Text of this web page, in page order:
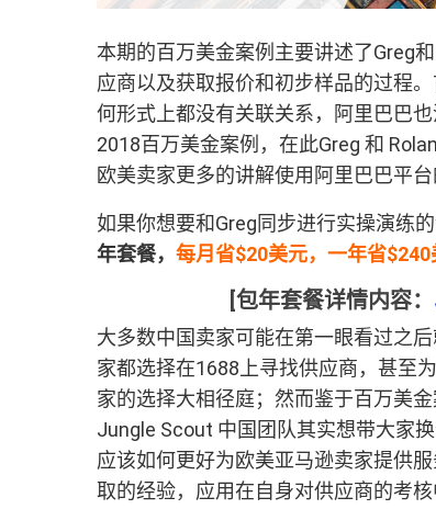
本期的百万美金案例主要讲述了Greg
应商以及获取报价和初步样品的过程
何形式上都没有关联关系，阿里巴巴
2018百万美金案例，在此Greg 和
欧美卖家更多的讲解使用阿里巴巴平台
如果你想要和Greg同步进行实操演练
年套餐， 每月省$20美元，一年省$240
[包年套餐详情内容：
大多数中国卖家可能在第一眼看过之
家都选择在1688上寻找供应商，甚至
家的选择大相径庭；然而鉴于百万美
Jungle Scout 中国团队其实想带大家
应该如何更好为欧美亚马逊卖家提供
取的经验，应用在自身对供应商的考核